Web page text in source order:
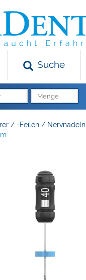
Suche
/ -Feilen / Nervnadeln